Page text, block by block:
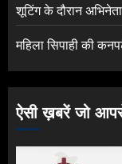
शूटिंग के दौरान
महिला सिपाही की
ऐसी ख़बरें जो